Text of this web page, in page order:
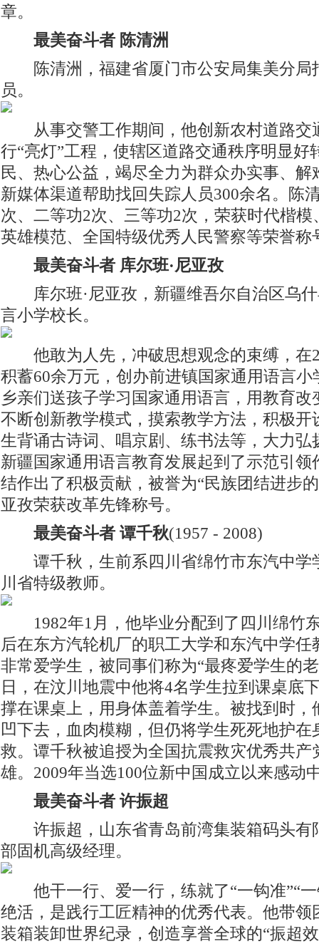
章。
最美奋斗者 陈清洲
陈清洲，福建省厦门市公安局集美分局
员。
从事交警工作期间，他创新农村道路交
行“亮灯”工程，使辖区道路交通秩序明显好
民、热心公益，竭尽全力为群众办实事、解
新媒体渠道帮助找回失踪人员300余名。陈
次、二等功2次、三等功2次，荣获时代楷
英雄模范、全国特级优秀人民警察等荣誉称
最美奋斗者 库尔班·尼亚孜
库尔班·尼亚孜，新疆维吾尔自治区乌什
言小学校长。
他敢为人先，冲破思想观念的束缚，在
积蓄60余万元，创办前进镇国家通用语言
乡亲们送孩子学习国家通用语言，用教育
不断创新教学模式，摸索教学方法，积极开
生背诵古诗词、唱京剧、练书法等，大力弘
新疆国家通用语言教育发展起到了示范引领
结作出了积极贡献，被誉为“民族团结进步
亚孜荣获改革先锋称号。
最美奋斗者 谭千秋(1957 - 2008)
谭千秋，生前系四川省绵竹市东汽中学
川省特级教师。
1982年1月，他毕业分配到了四川绵竹
后在东方汽轮机厂的职工大学和东汽中学任
非常爱学生，被同事们称为“最疼爱学生的
日，在汶川地震中他将4名学生拉到课桌底
撑在课桌上，用身体盖着学生。被找到时，
凹下去，血肉模糊，但仍将学生死死地护在
救。谭千秋被追授为全国抗震救灾优秀共产
雄。2009年当选100位新中国成立以来感动
最美奋斗者 许振超
许振超，山东省青岛前湾集装箱码头有
部固机高级经理。
他干一行、爱一行，练就了“一钩准”“一
绝活，是践行工匠精神的优秀代表。他带领
装箱装卸世界纪录，创造享誉全球的“振超